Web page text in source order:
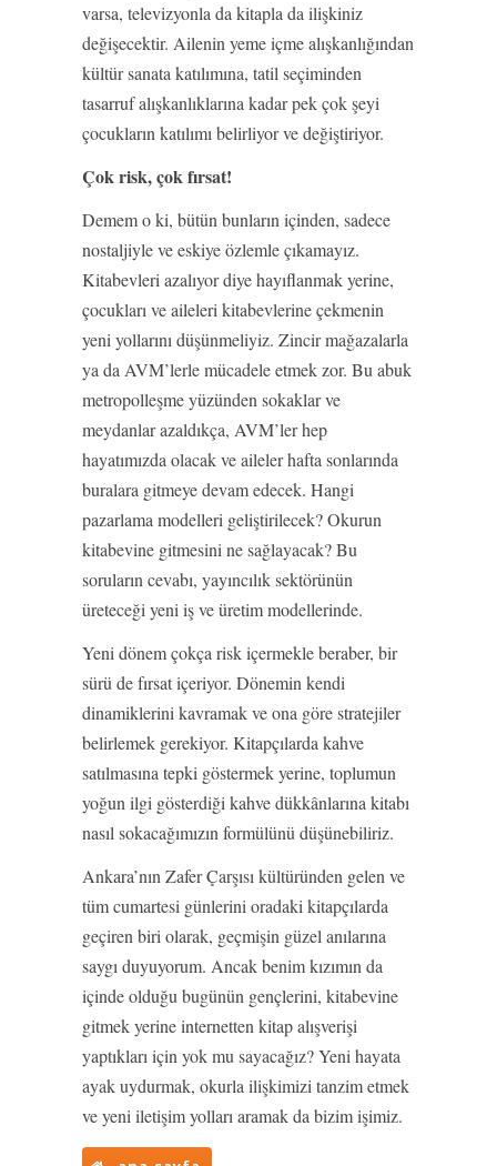
varsa, televizyonla da kitapla da ilişkiniz
değişecektir. Ailenin yeme içme alışkanlığından
kültür sanata katılımına, tatil seçiminden
tasarruf alışkanlıklarına kadar pek çok şeyi
çocukların katılımı belirliyor ve değiştiriyor.
Çok risk, çok fırsat!
Demem o ki, bütün bunların içinden, sadece
nostaljiyle ve eskiye özlemle çıkamayız.
Kitabevleri azalıyor diye hayıflanmak yerine,
çocukları ve aileleri kitabevlerine çekmenin
yeni yollarını düşünmeliyiz. Zincir mağazalarla
ya da AVM’lerle mücadele etmek zor. Bu abuk
metropolleşme yüzünden sokaklar ve
meydanlar azaldıkça, AVM’ler hep
hayatımızda olacak ve aileler hafta sonlarında
buralara gitmeye devam edecek. Hangi
pazarlama modelleri geliştirilecek? Okurun
kitabevine gitmesini ne sağlayacak? Bu
soruların cevabı, yayıncılık sektörünün
üreteceği yeni iş ve üretim modellerinde.
Yeni dönem çokça risk içermekle beraber, bir
sürü de fırsat içeriyor. Dönemin kendi
dinamiklerini kavramak ve ona göre stratejiler
belirlemek gerekiyor. Kitapçılarda kahve
satılmasına tepki göstermek yerine, toplumun
yoğun ilgi gösterdiği kahve dükkânlarına kitabı
nasıl sokacağımızın formülünü düşünebiliriz.
Ankara’nın Zafer Çarşısı kültüründen gelen ve
tüm cumartesi günlerini oradaki kitapçılarda
geçiren biri olarak, geçmişin güzel anılarına
saygı duyuyorum. Ancak benim kızımın da
içinde olduğu bugünün gençlerini, kitabevine
gitmek yerine internetten kitap alışverişi
yaptıkları için yok mu sayacağız? Yeni hayata
ayak uydurmak, okurla ilişkimizi tanzim etmek
ve yeni iletişim yolları aramak da bizim işimiz.